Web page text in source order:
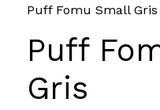
Puff Fomu Small Gris
Puff
Gris